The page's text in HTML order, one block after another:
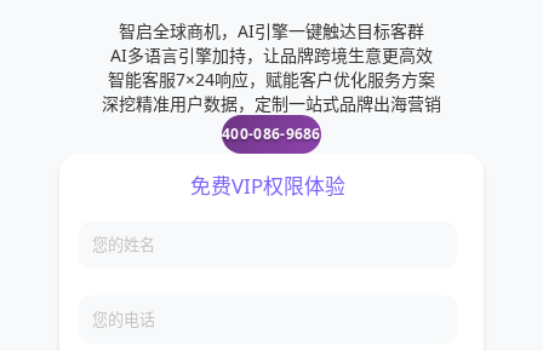
智启全球商机，AI引擎一键触达目标客群
AI多语言引擎加持，让品牌跨境生意更高效
智能客服7×24响应，赋能客户优化服务方案
深挖精准用户数据，定制一站式品牌出海营销
400-086-9686